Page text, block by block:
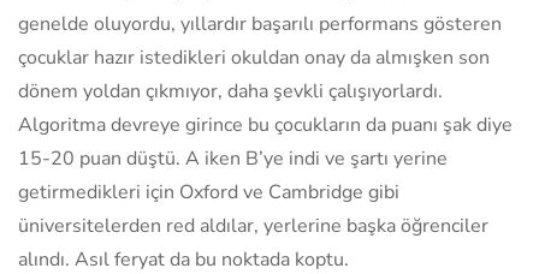
genelde oluyordu, yıllardır başarılı performans gösteren
çocuklar hazır istedikleri okuldan onay da almışken son
dönem yoldan çıkmıyor, daha şevkli çalışıyorlardı.
Algoritma devreye girince bu çocukların da puanı şak diye
15-20 puan düştü. A iken B’ye indi ve şartı yerine
getirmedikleri için Oxford ve Cambridge gibi
üniversitelerden red aldılar, yerlerine başka öğrenciler
alındı. Asıl feryat da bu noktada koptu.